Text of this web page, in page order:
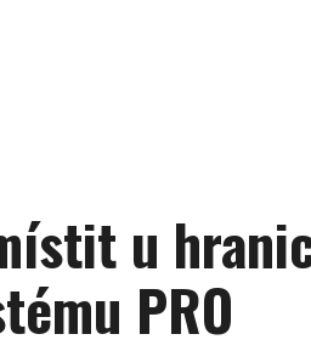
u
PRO